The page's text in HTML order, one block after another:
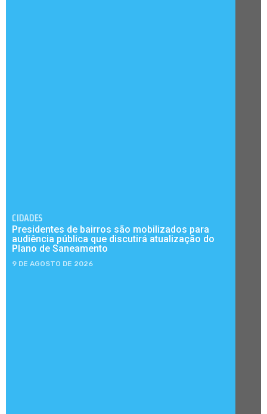
CIDADES
Presidentes de bairros são mobilizados para
audiência pública que discutirá atualização do
Plano de Saneamento
9 DE AGOSTO DE 2026